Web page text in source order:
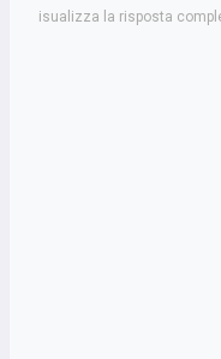
isualizza la risposta